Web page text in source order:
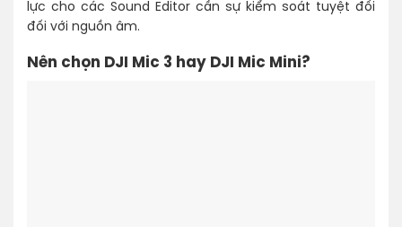
lực cho các Sound Editor cần sự kiểm soát tuyệt đối
đối với nguồn âm.
Nên chọn DJI Mic 3 hay DJI Mic Mini?